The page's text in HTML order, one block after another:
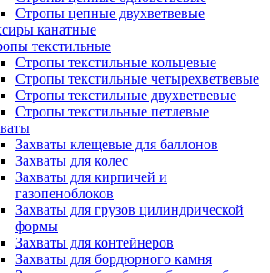
Стропы цепные двухветвевые
канатные
текстильные
Стропы текстильные кольцевые
Стропы текстильные четырехветвевые
Стропы текстильные двухветвевые
Стропы текстильные петлевые
Захваты клещевые для баллонов
Захваты для колес
Захваты для кирпичей и
газопеноблоков
Захваты для грузов цилиндрической
формы
Захваты для контейнеров
Захваты для бордюрного камня